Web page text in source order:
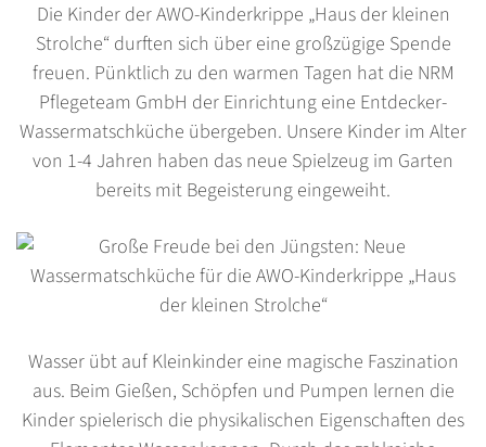
Die Kinder der AWO-Kinderkrippe „Haus der kleinen
Strolche“ durften sich über eine großzügige Spende
freuen. Pünktlich zu den warmen Tagen hat die NRM
Pflegeteam GmbH der Einrichtung eine Entdecker-
Wassermatschküche übergeben. Unsere Kinder im Alter
von 1-4 Jahren haben das neue Spielzeug im Garten
bereits mit Begeisterung eingeweiht.
Wasser übt auf Kleinkinder eine magische Faszination
aus. Beim Gießen, Schöpfen und Pumpen lernen die
Kinder spielerisch die physikalischen Eigenschaften des